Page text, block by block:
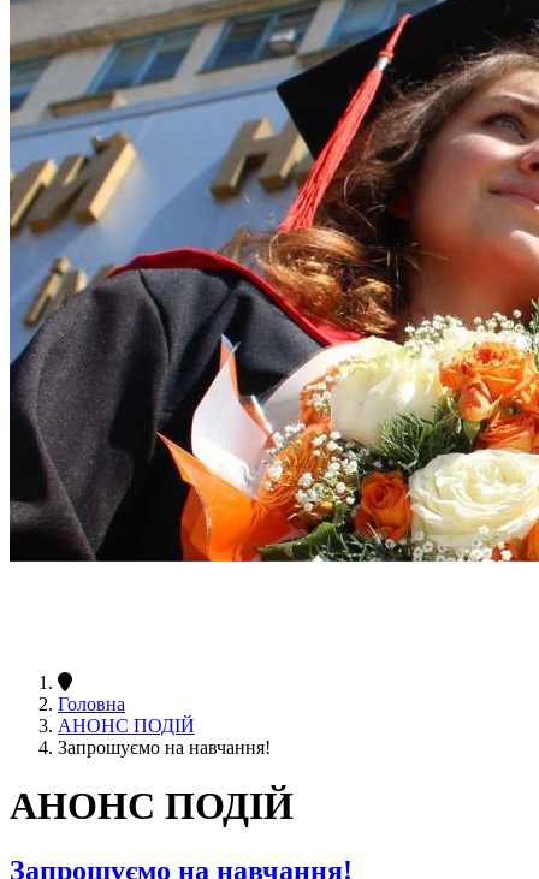
Головна
АНОНС ПОДІЙ
Запрошуємо на навчання!
АНОНС ПОДІЙ
Запрошуємо на навчання!